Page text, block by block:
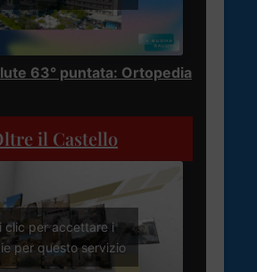
63° puntata: Ortopedia
il Castello
clic per accettare i
per questo servizio